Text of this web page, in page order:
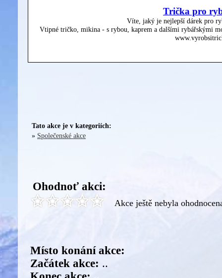
Trička pro
Víte, jaký je nejlepší dárek pro
Vtipné tričko, mikina - s rybou, kaprem a dalšími rybářskými
Tato akce je v kategoriích:
» Společenské akce
Ohodnoť akci:
Akce ještě nebyla
Místo konání akce:
Začátek akce: ..